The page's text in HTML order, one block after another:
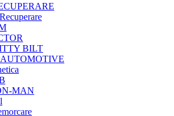
BILT
MAN